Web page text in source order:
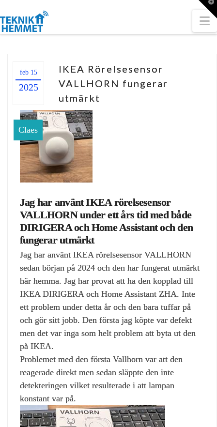
feb 15
2025
IKEA Rörelsesensor
VALLHORN fungerar
utmärkt
Claes
Jag har använt IKEA rörelsesensor
VALLHORN under ett års tid med både
DIRIGERA och Home Assistant och den
fungerar utmärkt
Jag har använt IKEA rörelsesensor VALLHORN
sedan början på 2024 och den har fungerat utmärkt
här hemma. Jag har provat att ha den kopplad till
IKEA DIRIGERA och Home Assistant ZHA. Inte
ett problem under detta år och den bara tuffar på
och gör sitt jobb. Den första jag köpte var defekt
men det var inga som helt problem att byta ut den
på IKEA.
Problemet med den första Vallhorn var att den
reagerade direkt men sedan släppte den inte
detekteringen vilket resulterade i att lampan
konstant var på.